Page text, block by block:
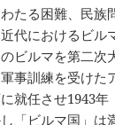
たる困難、民族
代におけるビル
ビルマを第二次
事訓練を受けた
就任させ1943
「ビルマ国」は